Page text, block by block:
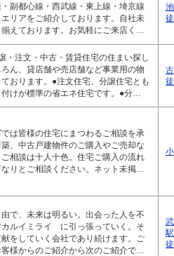
副都心線・西武線・東上線・埼京線
リアをご紹介しております。自社未
えております。お気軽にご来店く…
・注文・中古・賃貸住宅の住まい探し
ん、貸店舗や売店舗など事業用の物
おります。●注文住宅、分譲住宅とも
けが標準の省エネ住宅です。●分…
は皆様の住宅にまつわるご相談を承
、中古戸建物件のご購入やご売却な
相談は十人十色。住宅ご購入の流れ
りとご相談ください。ネット未掲…
で、未来は明るい。出会った人を不
ルイミライ に引っ張っていく。そ
をしていく会社であり続けます。ご
様からのご紹介から次のご紹介で…
駅